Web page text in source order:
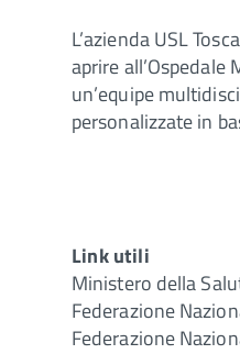
L’azienda USL
aprire
un’equipe
personalizzate in
Link utili
Ministero della
Federazione
Federazione